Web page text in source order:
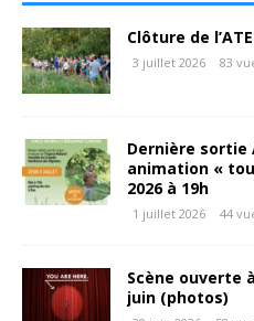
Clôture de
3 juillet 2026 83
Dernière sortie
animation «
2026 à 19h
1 juillet 2026 44
Scène ouverte
juin (photos)